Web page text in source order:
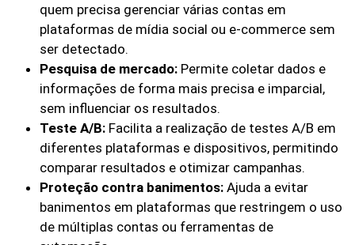
quem precisa gerenciar várias contas em
plataformas de mídia social ou e-commerce sem
ser detectado.
Pesquisa de mercado: Permite coletar dados e
informações de forma mais precisa e imparcial,
sem influenciar os resultados.
Teste A/B: Facilita a realização de testes A/B em
diferentes plataformas e dispositivos, permitindo
comparar resultados e otimizar campanhas.
Proteção contra banimentos: Ajuda a evitar
banimentos em plataformas que restringem o uso
de múltiplas contas ou ferramentas de